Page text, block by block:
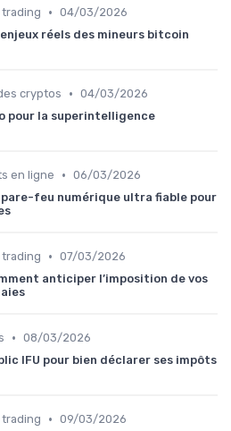
• 04/03/2026
réels des mineurs bitcoin
cryptos • 04/03/2026
pour la superintelligence
en ligne • 06/03/2026
feu numérique ultra fiable pour
• 07/03/2026
anticiper l’imposition de vos
• 08/03/2026
IFU pour bien déclarer ses impôts
• 09/03/2026